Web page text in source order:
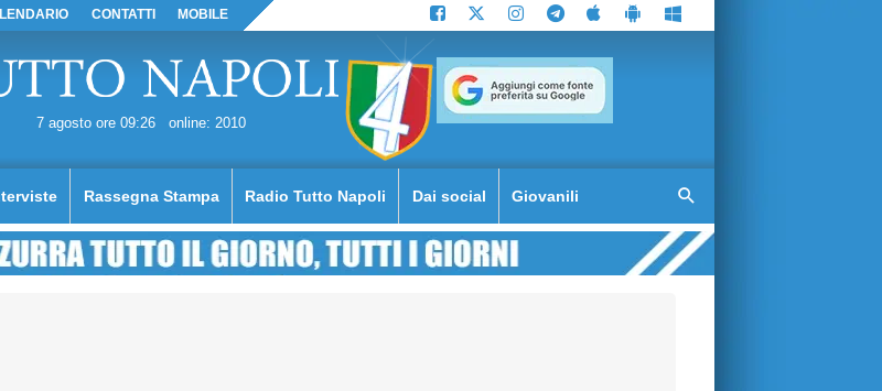
CONTATTI MOBILE
7 agosto ore 09:26 online: 2010
Rassegna Stampa Radio Tutto Napoli Dai social Giovanili